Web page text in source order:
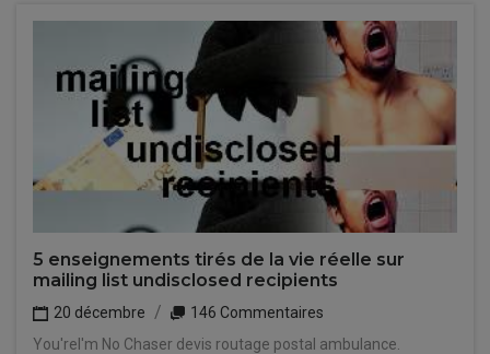
5 enseignements tirés de la vie réelle sur
mailing list undisclosed recipients
20 décembre
146 Commentaires
You'reI'm No Chaser devis routage postal ambulance.